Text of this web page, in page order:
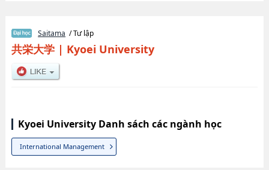
Saitama / Tư lập
共栄大学| Kyoei University
Kyoei University Danh sách các ngành học
International Management